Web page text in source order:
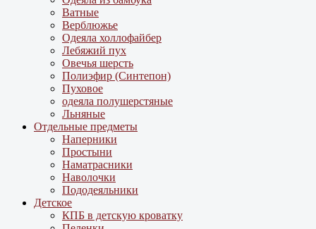
Ватные
Верблюжье
Одеяла холлофайбер
Лебяжий пух
Овечья шерсть
Полиэфир (Синтепон)
Пуховое
одеяла полушерстяные
Льняные
Отдельные предметы
Наперники
Простыни
Наматрасники
Наволочки
Пододеяльники
Детское
КПБ в детскую кроватку